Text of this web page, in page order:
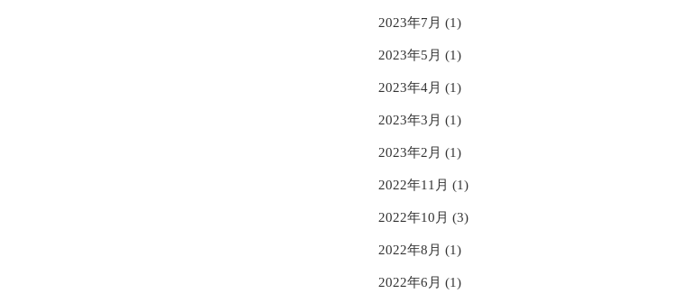
2023年7月 (1)
2023年5月 (1)
2023年4月 (1)
2023年3月 (1)
2023年2月 (1)
2022年11月 (1)
2022年10月 (3)
2022年8月 (1)
2022年6月 (1)